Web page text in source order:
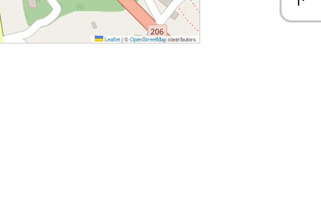
Leaflet|©OpenStreetMapcontributors